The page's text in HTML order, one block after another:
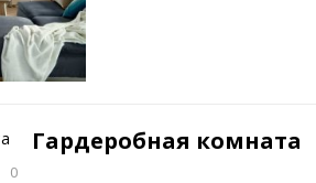
Гардеробная комната
0